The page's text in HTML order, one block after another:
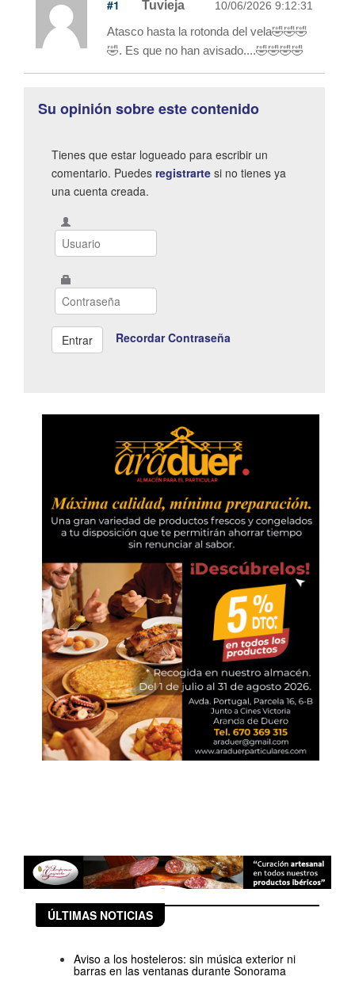
#1 Tuvieja 10/06/2026 9:12:31
Atasco hasta la rotonda del vela🤣🤣🤣
🤣. Es que no han avisado....🤣🤣🤣🤣
Su opinión sobre este contenido
Tienes que estar logueado para escribir un
comentario. Puedes registrarte si no tienes ya
una cuenta creada.
Recordar Contraseña
ÚLTIMAS NOTICIAS
Aviso a los hosteleros: sin música exterior ni
barras en las ventanas durante Sonorama